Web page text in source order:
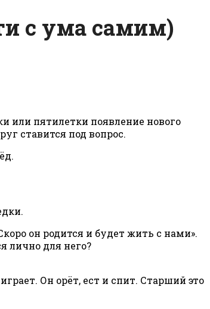
с ума самим)
или пятилетки появление нового
ставится под вопрос.
он родится и будет жить с нами».
лично для него?
Он орёт, ест и спит. Старший это